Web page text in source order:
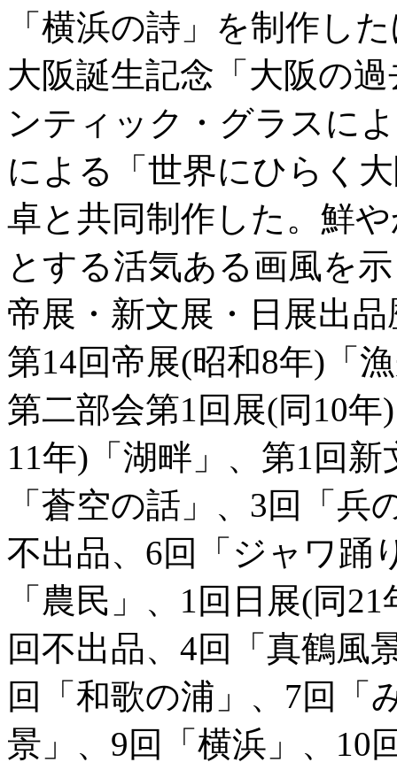
「横浜の詩」を制作し
大阪誕生記念「大阪の
ンティック・グラスに
による「世界にひらく
卓と共同制作した。鮮
とする活気ある画風を
帝展・新文展・日展出品
第14回帝展(昭和8年)「
第二部会第1回展(同10
11年)「湖畔」、第1回
「蒼空の話」、3回「
不出品、6回「ジャワ踊
「農民」、1回日展(同
回不出品、4回「真鶴風
回「和歌の浦」、7回「
景」、9回「横浜」、10